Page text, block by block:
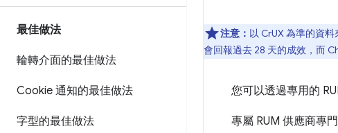
最佳做法
輪轉介面的最佳做法
Cookie 通知的最佳做法
字型的最佳做法
注意： 以 CrUX 為準的資
會回報過去 28 天的成效，而
您可以透過專用的
專屬 RUM 供應商專